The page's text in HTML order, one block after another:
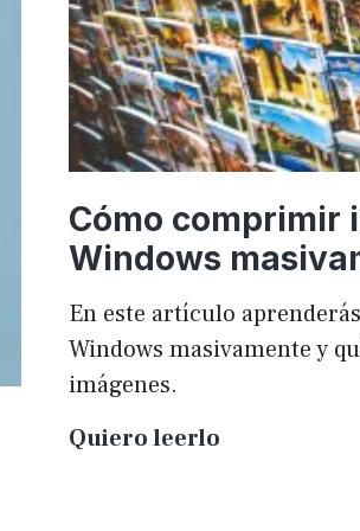
Cómo comprimir
Windows
En este artículo
Windows masivamente y
imágenes.
Quiero leerlo